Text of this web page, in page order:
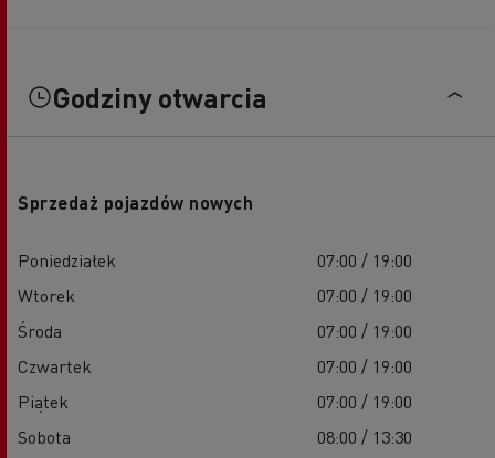
Godziny otwarcia
Sprzedaż pojazdów nowych
Poniedziałek
07:00 / 19:00
Wtorek
07:00 / 19:00
Środa
07:00 / 19:00
Czwartek
07:00 / 19:00
Piątek
07:00 / 19:00
Sobota
08:00 / 13:30